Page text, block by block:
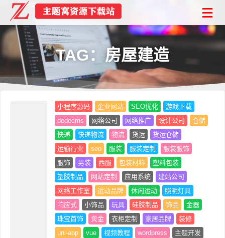
TAG：房屋建造
小程序源码 企业网站 SEO优化
游戏下载
dedecms
网络公司 网络推广 设计公司
仓储
快递
快递物流 物流 货运
货运仓储
运输行业
seo 服装 服装定制
服装服饰
服饰
男装 西服 包装材料
塑料包装
塑胶制品
网站定制 应用系统
建站公司
网络工作室
运动品牌 休闲运动
照明灯具
响应式
小饰品 玩具 硅胶制品 饰品
金器
珠宝首饰
黄金 衣柜定制 家居品牌
装修
uni-app
vue 视频教程 wordpress
主题开发